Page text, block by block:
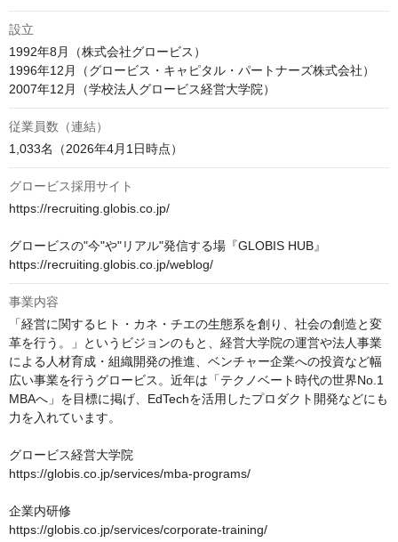
設立
1992年8月（株式会社グロービス）
1996年12月（グロービス・キャピタル・パートナーズ株式会社）
2007年12月（学校法人グロービス経営大学院）
従業員数（連結）
1,033名（2026年4月1日時点）
グロービス採用サイト
https://recruiting.globis.co.jp/
グロービスの"今"や"リアル"発信する場『GLOBIS HUB』
https://recruiting.globis.co.jp/weblog/
事業内容
「経営に関するヒト・カネ・チエの生態系を創り、社会の創造と変
革を行う。」というビジョンのもと、経営大学院の運営や法人事業
による人材育成・組織開発の推進、ベンチャー企業への投資など幅
広い事業を行うグロービス。近年は「テクノベート時代の世界No.1
MBAへ」を目標に掲げ、EdTechを活用したプロダクト開発などにも
力を入れています。
グロービス経営大学院
https://globis.co.jp/services/mba-programs/
企業内研修
https://globis.co.jp/services/corporate-training/